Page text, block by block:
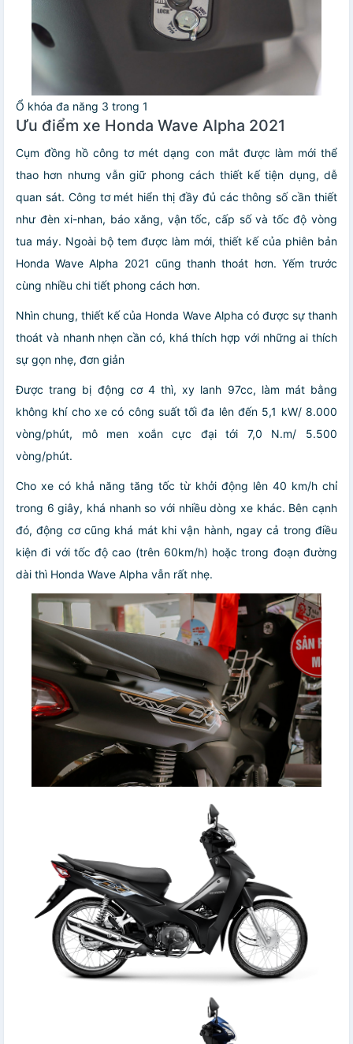
Ổ khóa đa năng 3 trong 1
Ưu điểm xe Honda Wave Alpha 2021
Cụm đồng hồ công tơ mét dạng con mắt được làm mới thể
thao hơn nhưng vẫn giữ phong cách thiết kế tiện dụng, dễ
quan sát. Công tơ mét hiển thị đầy đủ các thông số cần thiết
như đèn xi-nhan, báo xăng, vận tốc, cấp số và tốc độ vòng
tua máy. Ngoài bộ tem được làm mới, thiết kế của phiên bản
Honda Wave Alpha 2021 cũng thanh thoát hơn. Yếm trước
cùng nhiều chi tiết phong cách hơn.
Nhìn chung, thiết kế của Honda Wave Alpha có được sự thanh
thoát và nhanh nhẹn cần có, khá thích hợp với những ai thích
sự gọn nhẹ, đơn giản
Được trang bị động cơ 4 thì, xy lanh 97cc, làm mát bằng
không khí cho xe có công suất tối đa lên đến 5,1 kW/ 8.000
vòng/phút, mô men xoắn cực đại tới 7,0 N.m/ 5.500
vòng/phút.
Cho xe có khả năng tăng tốc từ khởi động lên 40 km/h chỉ
trong 6 giây, khá nhanh so với nhiều dòng xe khác. Bên cạnh
đó, động cơ cũng khá mát khi vận hành, ngay cả trong điều
kiện đi với tốc độ cao (trên 60km/h) hoặc trong đoạn đường
dài thì Honda Wave Alpha vẫn rất nhẹ.